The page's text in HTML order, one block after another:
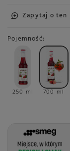
Zapytaj o ten
Pojemność
250 ml 700 ml